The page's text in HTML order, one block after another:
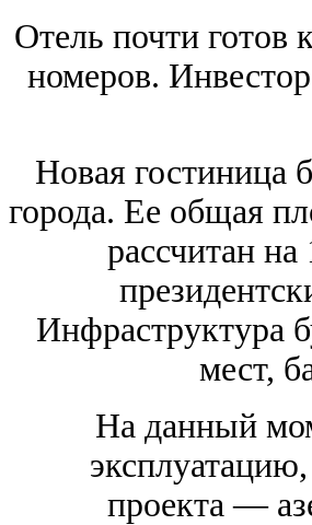
Отель почти готов
номеров.
Новая гостиница
города. Ее общая
рассчитан
Инфраструктура
мест,
На данный
проекта —